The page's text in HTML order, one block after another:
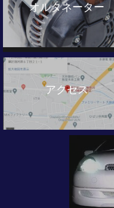
オルタネーター
アクセス